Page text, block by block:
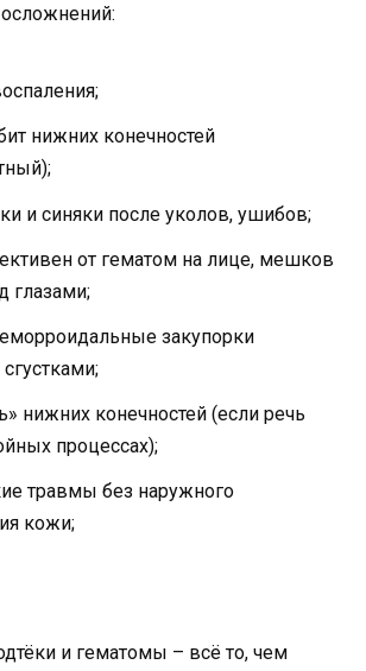
нижних конечностей
и синяки после уколов, ушибов;
от гематом на лице, мешков
глазами;
закупорки
нижних конечностей (если речь
процессах);
травмы без наружного
кожи;
и гематомы – всё то, чем